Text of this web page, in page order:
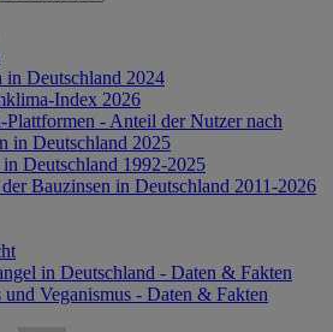
in Deutschland 2024
Index 2026
Plattformen - Anteil der Nutzer nach
in Deutschland 2025
Deutschland 1992-2025
Bauzinsen in Deutschland 2011-2026
in Deutschland - Daten & Fakten
und Veganismus - Daten & Fakten